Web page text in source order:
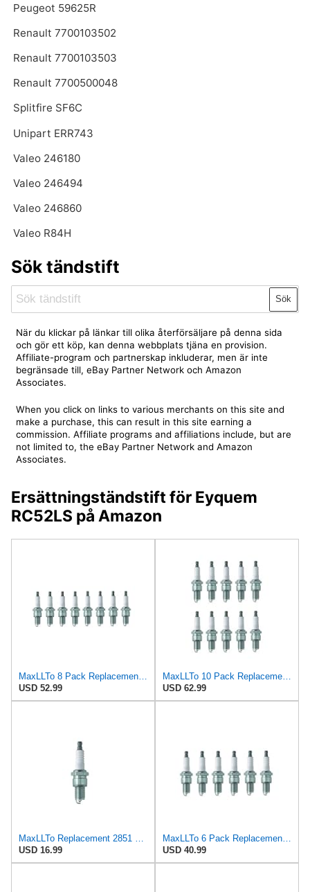
Peugeot 59625R
Renault 7700103502
Renault 7700103503
Renault 7700500048
Splitfire SF6C
Unipart ERR743
Valeo 246180
Valeo 246494
Valeo 246860
Valeo R84H
Sök tändstift
Sök
När du klickar på länkar till olika återförsäljare på denna sida
och gör ett köp, kan denna webbplats tjäna en provision.
Affiliate-program och partnerskap inkluderar, men är inte
begränsade till, eBay Partner Network och Amazon
Associates.
When you click on links to various merchants on this site and
make a purchase, this can result in this site earning a
commission. Affiliate programs and affiliations include, but are
not limited to, the eBay Partner Network and Amazon
Associates.
Ersättningständstift för Eyquem
RC52LS på Amazon
MaxLLTo 8 Pack Replacement 2851 V-Power Spark Plug for Bosch 7501 7595 W7DCR WR6D WR6DC WR6DCX WR7D
USD 52.99
USD 62.99
USD 16.99
USD 40.99